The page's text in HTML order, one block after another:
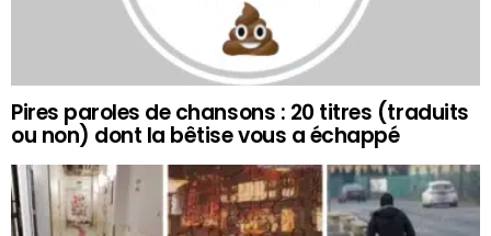
Pires paroles de chansons : 20 titres (traduits
ou non) dont la bêtise vous a échappé